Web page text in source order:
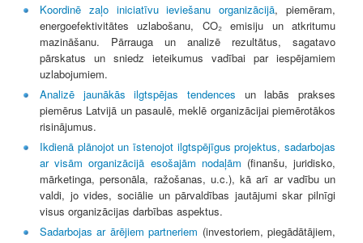
Koordinē zaļo iniciatīvu ieviešanu organizācijā, piemēram,
energoefektivitātes uzlabošanu, CO₂ emisiju un atkritumu
mazināšanu. Pārrauga un analizē rezultātus, sagatavo
pārskatus un sniedz ieteikumus vadībai par iespējamiem
uzlabojumiem.
Analizē jaunākās ilgtspējas tendences un labās prakses
piemērus Latvijā un pasaulē, meklē organizācijai piemērotākos
risinājumus.
Ikdienā plānojot un īstenojot ilgtspējīgus projektus, sadarbojas
ar visām organizācijā esošajām nodaļām (finanšu, juridisko,
mārketinga, personāla, ražošanas, u.c.), kā arī ar vadību un
valdi, jo vides, sociālie un pārvaldības jautājumi skar pilnīgi
visus organizācijas darbības aspektus.
Sadarbojas ar ārējiem partneriem (investoriem, piegādātājiem,